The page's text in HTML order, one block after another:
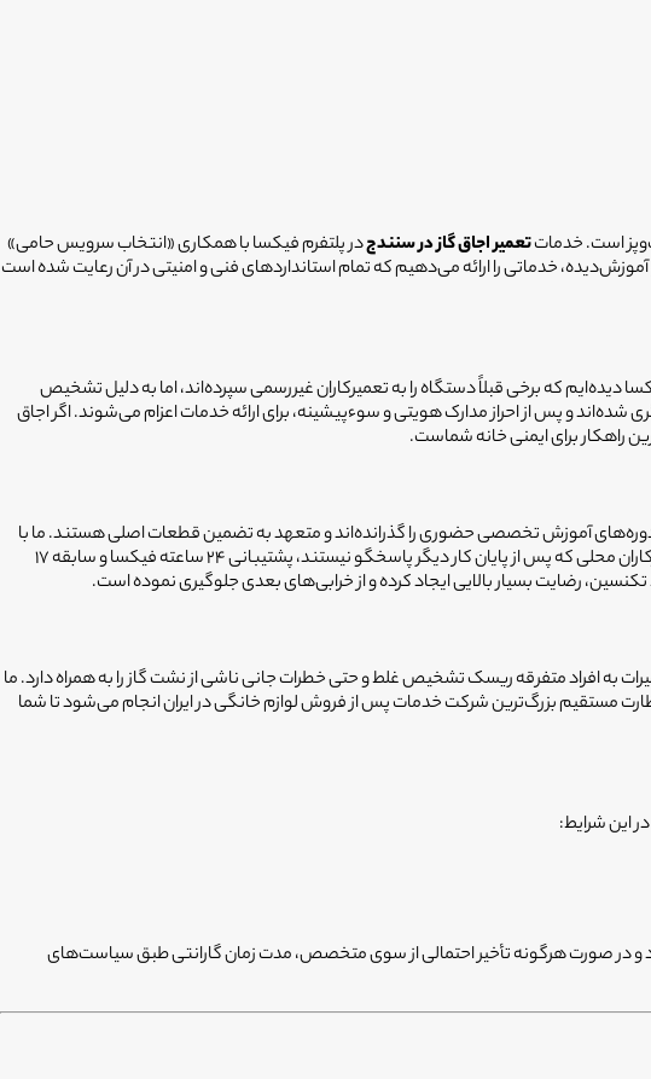
است. خدماتتعمیر اجاق گاز در سنندجدر پلتفرم فیکسا با همکاری «انتخاب سرویس حامی»
شبکه خدمات پس از فروش ایران را در اختیار دارد. ما با تکیه بر ۳۰۰۰ تکنسین استخدام‌شده و آموزش‌دیده، خدماتی را ارائه می‌دهیم که تمام استانداردهای فنی و امنیتی در آن رعایت شده است
دیده‌ایم که برخی قبلاً دستگاه را به تعمیرکاران غیررسمی سپرده‌اند، اما به دلیل تشخیص
و پس از احراز مدارک هویتی و سوءپیشینه، برای ارائه خدمات اعزام می‌شوند. اگر اجاق
برای ایمنی خانه شماست.
دوره‌های آموزش تخصصی حضوری را گذرانده‌اند و متعهد به تضمین قطعات اصلی هستند. ما با
۹۰ دفتر خدماتی فعال، اعزام سریع متخصص را در سه شیفت صبح، عصر و شب برنامه‌ریزی می‌کنیم تا زمان شما تلف نشود. برخلاف بسیاری از تعمیرکاران محلی که پس از پایان کار دیگر پاسخگو نیستند، پشتیبانی ۲۴ ساعته فیکسا و سابقه ۱۷
رضایت بسیار بالایی ایجاد کرده و از خرابی‌های بعدی جلوگیری نموده است.
به افراد متفرقه ریسک تشخیص غلط و حتی خطرات جانی ناشی از نشت گاز را به همراه دارد. ما
مستقیم بزرگ‌ترین شرکت خدمات پس از فروش لوازم خانگی در ایران انجام می‌شود تا شما
این شرایط:
و در صورت هرگونه تأخیر احتمالی از سوی متخصص، مدت زمان گارانتی طبق سیاست‌های